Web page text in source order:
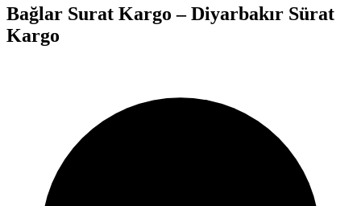
Bağlar Surat Kargo – Diyarbakır Sürat
Kargo